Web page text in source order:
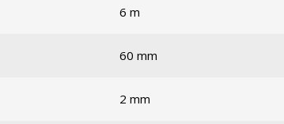
6 m
60 mm
2 mm